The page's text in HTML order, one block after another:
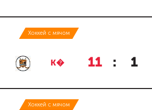
Хоккей с мячом
К� 11 : 1
Хоккей с мячом